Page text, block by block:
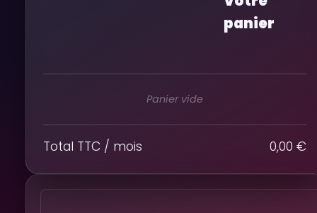
panier
Panier vide
Total TTC / mois 0,00 €